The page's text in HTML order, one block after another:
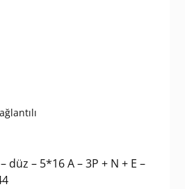
düz – 5*16 A – 3P + N + E –